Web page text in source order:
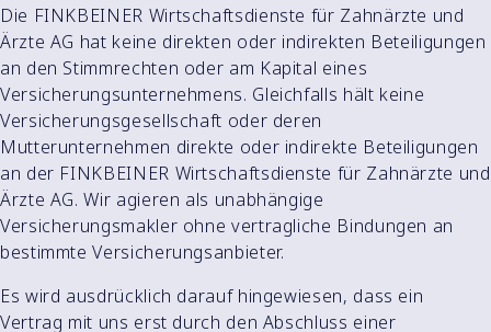
Die FINKBEINER Wirtschaftsdienste für Zahnärzte und
Ärzte AG hat keine direkten oder indirekten Beteiligungen
an den Stimmrechten oder am Kapital eines
Versicherungsunternehmens. Gleichfalls hält keine
Versicherungsgesellschaft oder deren
Mutterunternehmen direkte oder indirekte Beteiligungen
an der FINKBEINER Wirtschaftsdienste für Zahnärzte und
Ärzte AG. Wir agieren als unabhängige
Versicherungsmakler ohne vertragliche Bindungen an
bestimmte Versicherungsanbieter.
Es wird ausdrücklich darauf hingewiesen, dass ein
Vertrag mit uns erst durch den Abschluss einer